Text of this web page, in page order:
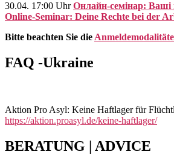
30.04. 17:00 UhrОнлайн-семінар: Ваші
Online-Seminar: Deine Rechte bei der
Bitte beachten Sie die
FAQ -Ukraine
Aktion Pro Asyl: Keine Haftlager für
https://aktion.proasyl.de/keine-haftlager/
BERATUNG | ADVICE